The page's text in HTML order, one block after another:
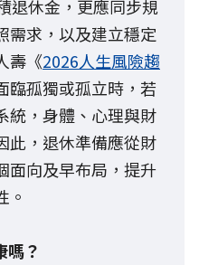
退休金，更應同步規
需求，以及建立穩定
壽《2026人生風險趨
臨孤獨或孤立時，若
統，身體、心理與財
此，退休準備應從財
面向及早布局，提升
。
嗎？